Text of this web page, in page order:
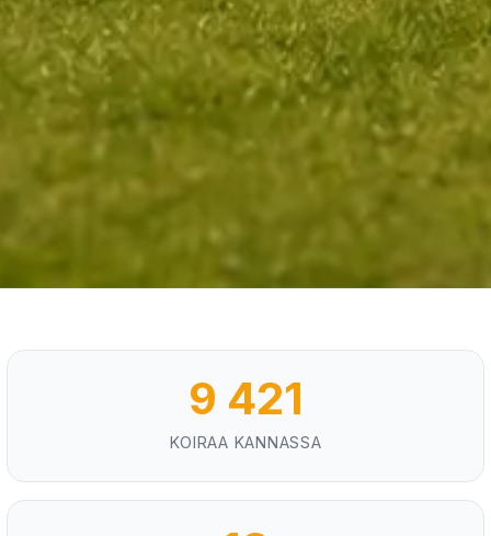
9 421
KOIRAA KANNASSA